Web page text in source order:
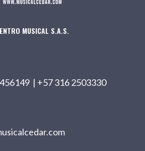
MUSICAL S.A.S.
| +57 316 2503330